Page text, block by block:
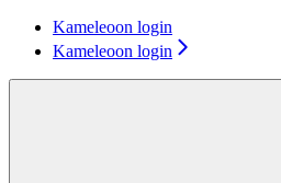
Kameleoon login
Kameleoon login